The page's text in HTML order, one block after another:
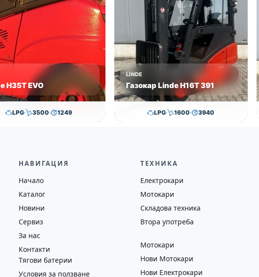
H35T EVO
LPG 3500 1249
2017 втора употреба
LINDE
Газокар Linde H16T 391
LPG 1600 3940
2006
НАВИГАЦИЯ
Начало
Каталог
Новини
Сервиз
За нас
Контакти
Тягови батерии
Условия за ползване
ТЕХНИКА
Електрокари
Мотокари
Складова техника
Втора употреба
Мотокари
Нови Мотокари
Нови Електрокари